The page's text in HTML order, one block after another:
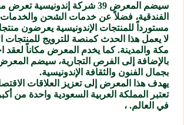
سيضم المعرض 39 شركة
مستورداً للمنتجات الإندونيسية يعرضون
لا يعمل هذا الحدث كمنصة للترويج
مكة والمدينة. كما يخدم المعرض مكاناً لعقد
بجمال الفنون والثقافة الإندونيسية.
يهدف هذا المعرض إلى تعزيز العلاقات
تعتبر المملكة العربية السعودية واحدة من
في العالم. ،